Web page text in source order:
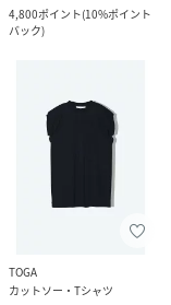
4,800ポイント(10%ポイント
バック)
TOGA
カットソー・Tシャツ